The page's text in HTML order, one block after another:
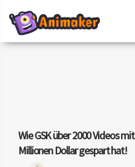
Wie GSK über 2000 Videos
Millionen Dollar gespart hat!